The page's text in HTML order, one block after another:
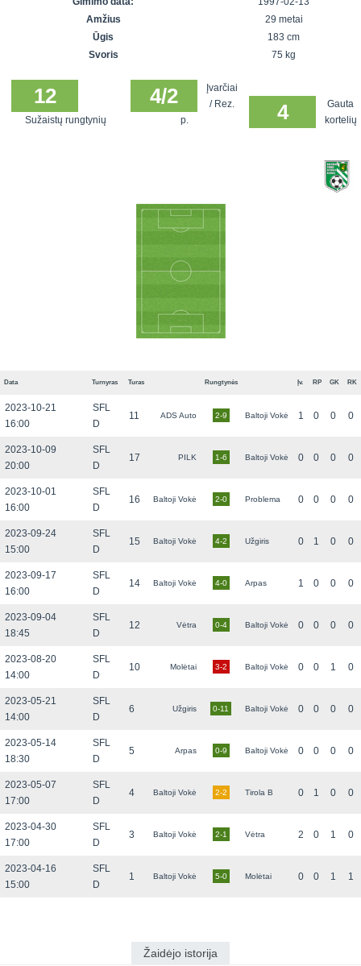
SFL rudens
Snaigės taurė
čempionatas
Vilnius
Amžius
29 metai
Ūgis
183 cm
Svoris
75 kg
12
Sužaistų rungtynių
4/2
Įvarčiai
/ Rez.
p.
4
Gauta
kortelių
Data Turnyras Turas Rungtynės Įv. RP GK RK
2023-10-21
16:00
SFL
D
11 ADS Auto 2-9 Baltoji Vokė 1 0 0 0
2023-10-09
20:00
SFL
D
17 PILK 1-6 Baltoji Vokė 0 0 0 0
2023-10-01
16:00
SFL
D
16 Baltoji Vokė 2-0 Problema 0 0 0 0
2023-09-24
15:00
SFL
D
15 Baltoji Vokė 4-2 Užgiris 0 1 0 0
2023-09-17
16:00
SFL
D
14 Baltoji Vokė 4-0 Arpas 1 0 0 0
2023-09-04
18:45
SFL
D
12 Vėtra 0-4 Baltoji Vokė 0 0 0 0
2023-08-20
14:00
SFL
D
10 Molėtai 3-2 Baltoji Vokė 0 0 1 0
2023-05-21
14:00
SFL
D
6 Užgiris 0-11 Baltoji Vokė 0 0 0 0
2023-05-14
18:30
SFL
D
5 Arpas 0-9 Baltoji Vokė 0 0 0 0
2023-05-07
17:00
SFL
D
4 Baltoji Vokė 2-2 Tirola B 0 1 0 0
2023-04-30
17:00
SFL
D
3 Baltoji Vokė 2-1 Vėtra 2 0 1 0
2023-04-16
15:00
SFL
D
1 Baltoji Vokė 5-0 Molėtai 0 0 1 1
Žaidėjo istorija